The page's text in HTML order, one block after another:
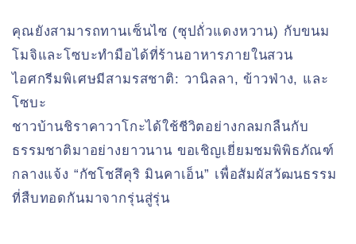
คุณยังสามารถทานเซ็นไซ (ซุปถั่วแดงหวาน) กับขนม
โมจิและโซบะทำมือได้ที่ร้านอาหารภายในสวน
ไอศกรีมพิเศษมีสามรสชาติ: วานิลลา, ข้าวฟ่าง, และ
โซบะ
ชาวบ้านชิราคาวาโกะได้ใช้ชีวิตอย่างกลมกลืนกับ
ธรรมชาติมาอย่างยาวนาน ขอเชิญเยี่ยมชมพิพิธภัณฑ์
กลางแจ้ง “กัชโชสึคุริ มินคาเอ็น” เพื่อสัมผัสวัฒนธรรม
ที่สืบทอดกันมาจากรุ่นสู่รุ่น